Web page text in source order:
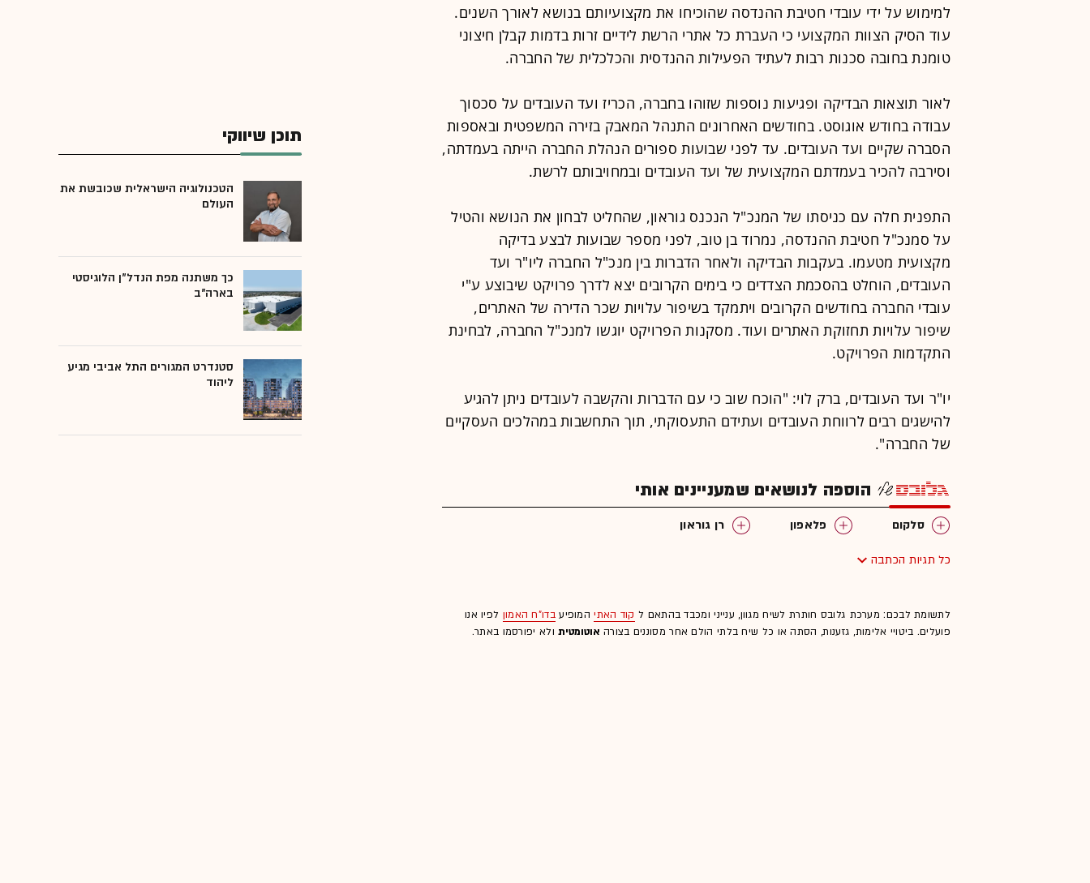
למימוש על ידי עובדי חטיבת ההנדסה שהוכיחו את מקצועיותם בנושא לאורך השנים.
עוד הסיק הצוות המקצועי כי העברת כל אתרי הרשת לידיים זרות בדמות קבלן חיצוני
טומנת בחובה סכנות רבות לעתיד הפעילות ההנדסית והכלכלית של החברה.
לאור תוצאות הבדיקה ופגיעות נוספות שזוהו בחברה, הכריז ועד העובדים על סכסוך
עבודה בחודש אוגוסט. בחודשים האחרונים התנהל המאבק בזירה המשפטית ובאספות
הסברה שקיים ועד העובדים. עד לפני שבועות ספורים הנהלת החברה הייתה בעמדתה,
וסירבה להכיר בעמדתם המקצועית של ועד העובדים ובמחויבותם לרשת.
התפנית חלה עם כניסתו של המנכ"ל הנכנס גוראון, שהחליט לבחון את הנושא והטיל
על סמנכ"ל חטיבת ההנדסה, נמרוד בן טוב, לפני מספר שבועות לבצע בדיקה
מקצועית מטעמו. בעקבות הבדיקה ולאחר הדברות בין מנכ"ל החברה ליו"ר ועד
העובדים, הוחלט בהסכמת הצדדים כי בימים הקרובים יצא לדרך פרויקט שיבוצע ע"י
עובדי החברה בחודשים הקרובים ויתמקד בשיפור עלויות שכר הדירה של האתרים,
שיפור עלויות תחזוקת האתרים ועוד. מסקנות הפרויקט יוגשו למנכ"ל החברה, לבחינת
התקדמות הפרויקט.
יו"ר ועד העובדים, ברק לוי: "הוכח שוב כי עם הדברות והקשבה לעובדים ניתן להגיע
להישגים רבים לרווחת העובדים ועתידם התעסוקתי, תוך התחשבות במהלכים העסקיים
של החברה".
הוספה לנושאים שמעניינים אותי
סלקום פלאפון רן גוראון
כל תגיות הכתבה
לתשומת לבכם: מערכת גלובס חותרת לשיח מגוון, ענייני ומכבד בהתאם ל קוד האתיהמופיעבדו"ח האמון לפיו אנו
פועלים. ביטויי אלימות, גזענות, הסתה או כל שיח בלתי הולם אחר מסוננים בצורה אוטומטיתולא יפורסמו באתר.
תוכן שיווקי
הטכנולוגיה הישראלית שכובשת את
העולם
כך משתנה מפת הנדל"ן הלוגיסטי
בארה"ב
סטנדרט המגורים התל אביבי מגיע
ליהוד